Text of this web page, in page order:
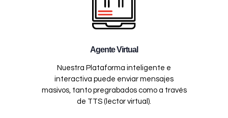
Agente Virtual
Nuestra Plataforma inteligente e
interactiva puede enviar mensajes
masivos, tanto pregrabados como a través
de TTS (lector virtual).